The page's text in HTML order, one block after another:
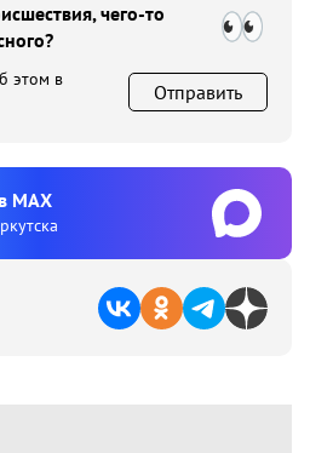
чего-то
этом в
Отправить
MAX